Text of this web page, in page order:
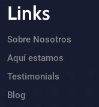
Links
Sobre Nosotros
Aquí estamos
Testimonials
Blog